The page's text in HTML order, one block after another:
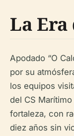
La Era
Apodado “O
por su
los equipos
del CS
fortaleza, con
diez años sin